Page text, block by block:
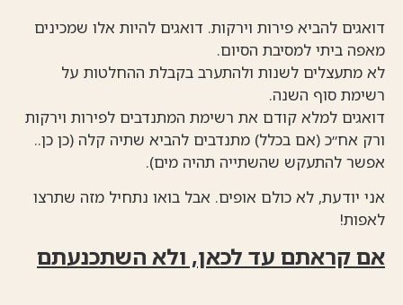
דואגים להביא פירות וירקות. דואגים להיות אלו שמכינים
מאפה ביתי למסיבת הסיום.
לא מתעצלים לשנות ולהתערב בקבלת ההחלטות על
רשימת סוף השנה.
דואגים למלא קודם את רשימת המתנדבים לפירות וירקות
ורק אח״כ (אם בכלל) מתנדבים להביא שתיה קלה (כן כן..
אפשר להתעקש שהשתייה תהיה מים).
אני יודעת, לא כולם אופים. אבל בואו נתחיל מזה שתרצו
לאפות!
אם קראתם עד לכאן, ולא השתכנעתם